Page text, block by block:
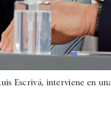
Escrivá, interviene en